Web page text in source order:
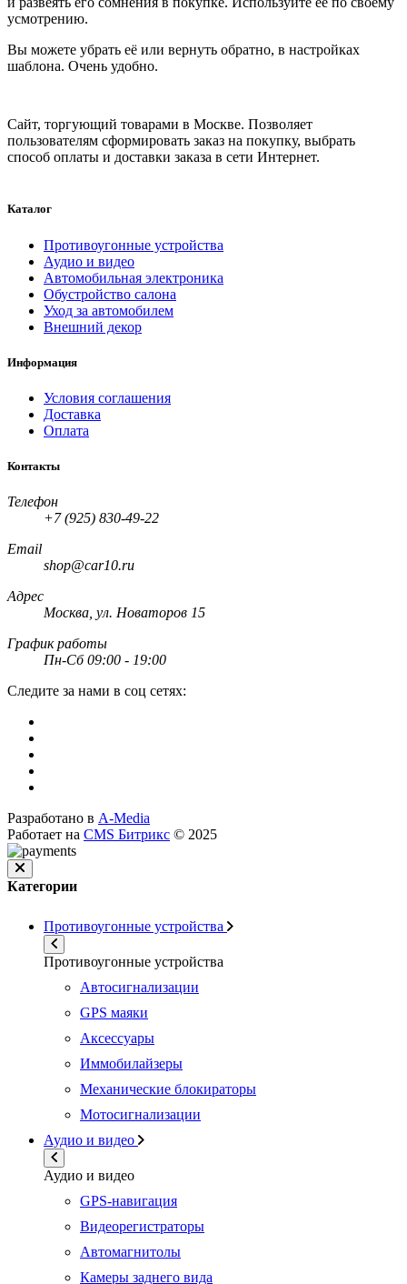
усмотрению.
Вы можете убрать её или вернуть обратно, в настройках
шаблона. Очень удобно.
Сайт, торгующий товарами в Москве. Позволяет
пользователям сформировать заказ на покупку, выбрать
способ оплаты и доставки заказа в сети Интернет.
Каталог
Противоугонные устройства
Аудио и видео
Автомобильная электроника
Обустройство салона
Уход за автомобилем
Внешний декор
Информация
Условия соглашения
Доставка
Оплата
Контакты
Телефон
+7 (925) 830-49-22
Email
shop@car10.ru
Адрес
Москва, ул. Новаторов 15
График работы
Пн-Сб 09:00 - 19:00
Следите за нами в соц сетях:
Разработано в A-Media
Работает на CMS Битрикс © 2025
Категории
Противоугонные устройства
Противоугонные устройства
Автосигнализации
GPS маяки
Аксессуары
Иммобилайзеры
Механические блокираторы
Мотосигнализации
Аудио и видео
Аудио и видео
GPS-навигация
Видеорегистраторы
Автомагнитолы
Камеры заднего вида